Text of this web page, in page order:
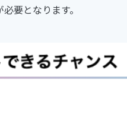
要となります。